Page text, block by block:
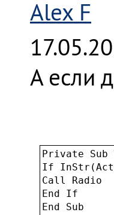
Alex F
А если
Private Sub
If
Call Radio
End If
End Sub